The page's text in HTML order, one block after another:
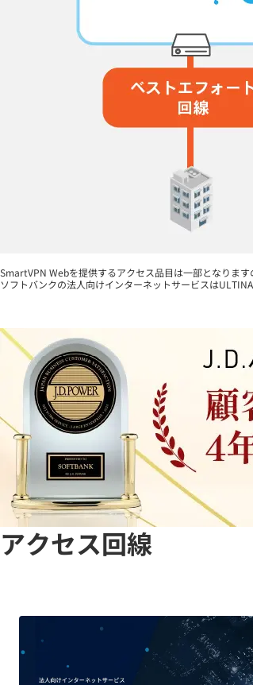
SmartVPN Webを提供するアクセス品目は一部となります
ソフトバンクの法人向けインターネットサービスは
アクセス回線